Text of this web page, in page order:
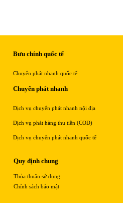
Bưu chính quốc tế
Chuyển phát nhanh quốc tế
Chuyển phát nhanh
Dịch vụ chuyển phát nhanh nội địa
Dịch vụ phát hàng thu tiền (COD)
Dịch vụ chuyển phát nhanh quốc tế
Quy định chung
Thỏa thuận sử dụng
Chính sách bảo mật